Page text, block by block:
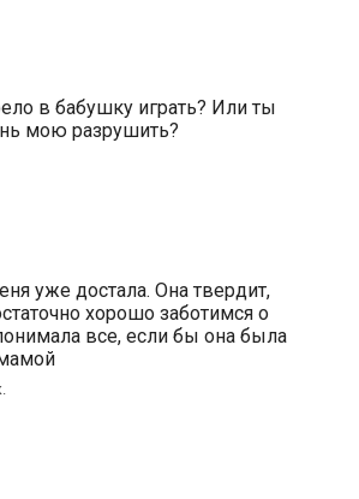
в бабушку играть? Или ты
мою разрушить?
уже достала. Она твердит,
хорошо заботимся о
все, если бы она была